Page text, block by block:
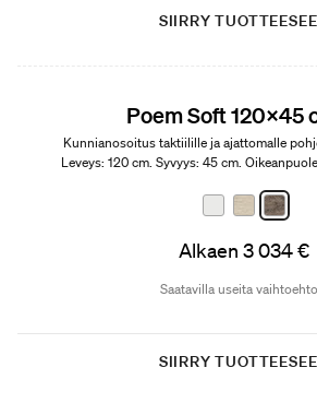
SIIRRY
Poem Soft 120x45
Kunnianosoitus taktiilille ja ajattomalle
Leveys: 120 cm. Syvyys: 45 cm.
Alkaen 3 034 €
Saatavilla useita
SIIRRY